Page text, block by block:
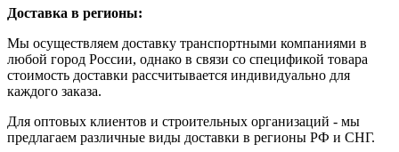
Доставка в регионы:
Мы осуществляем доставку транспортными компаниями в
любой город России, однако в связи со спецификой товара
стоимость доставки рассчитывается индивидуально для
каждого заказа.
Для оптовых клиентов и строительных организаций - мы
предлагаем различные виды доставки в регионы РФ и СНГ.